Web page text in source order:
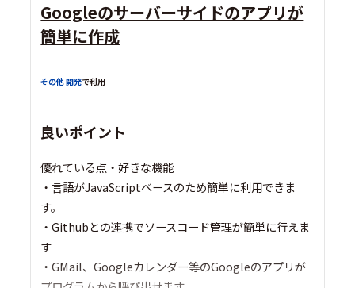
Googleのサーバーサイドのアプリが
簡単に作成
その他 開発で利用
良いポイント
優れている点・好きな機能
・言語がJavaScriptベースのため簡単に利用できま
す。
・Githubとの連携でソースコード管理が簡単に行えま
す
・GMail、Googleカレンダー等のGoogleのアプリが